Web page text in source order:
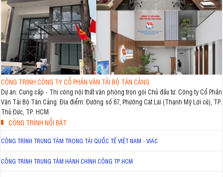
CÔNG TRÌNH CÔNG TY CỔ PHẦN VẬN TẢI BỘ TÂN CẢNG
Dự án: Cung cấp - Thi công nội thất văn phòng trọn gói Chủ đầu tư: Công ty Cổ Phần
Vận Tải Bộ Tân Cảng Địa điểm: Đường số 67, Phường Cát Lái (Thạnh Mỹ Lợi cũ), TP.
Thủ Đức, TP. HCM
CÔNG TRÌNH NỔI BẬT
CÔNG TRÌNH TRUNG TÂM TRỌNG TÀI QUỐC TẾ VIỆT NAM - VIAC
CÔNG TRÌNH TRUNG TÂM HÀNH CHÍNH CÔNG TP.HCM